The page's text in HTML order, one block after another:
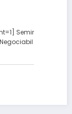
Semir